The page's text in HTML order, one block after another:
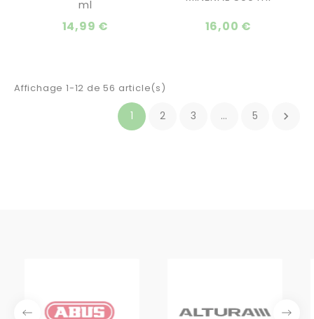
ml
14,99 € 16,00 €
Affichage 1-12 de 56 article(s)
1 2 3 … 5 